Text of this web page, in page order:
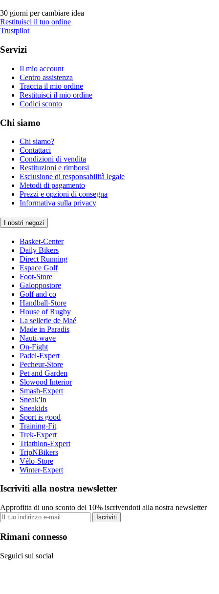
30 giorni per cambiare idea
Restituisci il tuo ordine
Trustpilot
Servizi
Il mio account
Centro assistenza
Traccia il mio ordine
Restituisci il mio ordine
Codici sconto
Chi siamo
Chi siamo?
Contattaci
Condizioni di vendita
Restituzioni e rimborsi
Esclusione di responsabilità legale
Metodi di pagamento
Prezzi e opzioni di consegna
Informativa sulla privacy
I nostri negozi
Basket-Center
Daily Bikers
Direct Running
Espace Golf
Foot-Store
Galoppostore
Golf and co
Handball-Store
House of Rugby
La sellerie de Maé
Made in Paradis
Nauti-wave
On-Fight
Padel-Expert
Pecheur-Store
Pet and Garden
Slowood Interior
Smash-Expert
Sneak'In
Sneakids
Sport is good
Training-Fit
Trek-Expert
Triathlon-Expert
TripNBikers
Vélo-Store
Winter-Expert
Iscriviti alla nostra newsletter
Approfitta di uno sconto del 10% iscrivendoti alla nostra newsletter
Iscriviti
Rimani connesso
Seguici sui social